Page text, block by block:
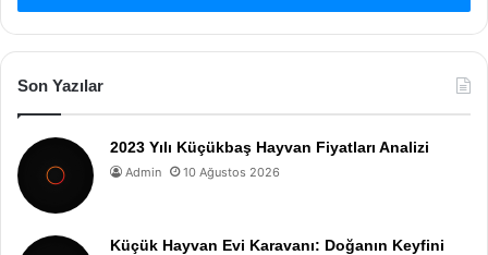
Son Yazılar
2023 Yılı Küçükbaş Hayvan Fiyatları Analizi
Admin 10 Ağustos 2026
Küçük Hayvan Evi Karavanı: Doğanın Keyfini